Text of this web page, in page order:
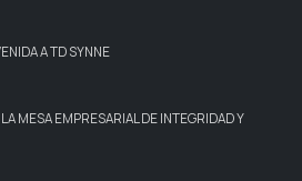
A TD SYNNE
MESA EMPRESARIAL DE INTEGRIDAD Y